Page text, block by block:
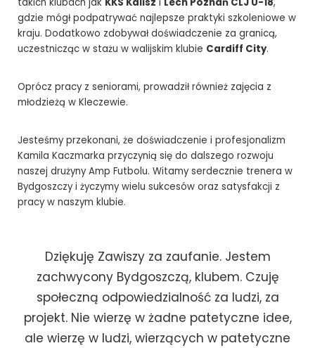
takich klubach jak KKS Kalisz i Lech Poznań CLJ U-18,
gdzie mógł podpatrywać najlepsze praktyki szkoleniowe w
kraju. Dodatkowo zdobywał doświadczenie za granicą,
uczestnicząc w stażu w walijskim klubie Cardiff City.
Oprócz pracy z seniorami, prowadził również zajęcia z
młodzieżą w Kleczewie.
Jesteśmy przekonani, że doświadczenie i profesjonalizm
Kamila Kaczmarka przyczynią się do dalszego rozwoju
naszej drużyny Amp Futbolu. Witamy serdecznie trenera w
Bydgoszczy i życzymy wielu sukcesów oraz satysfakcji z
pracy w naszym klubie.
Dziękuję Zawiszy za zaufanie. Jestem
zachwycony Bydgoszczą, klubem. Czuję
społeczną odpowiedzialność za ludzi, za
projekt. Nie wierzę w żadne patetyczne idee,
ale wierzę w ludzi, wierzących w patetyczne